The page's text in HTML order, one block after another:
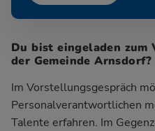
Du bist eingeladen zum
der Gemeinde Arnsdorf?
Im Vorstellungsgespräch
Personalverantwortlichen
Talente erfahren. Im